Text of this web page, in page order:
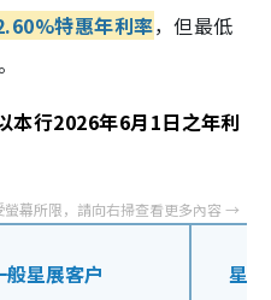
特惠年利率，但最低
以本行2026年6月1日之年利
般星展客户 星